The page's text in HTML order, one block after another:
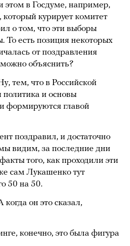
этом в Госдуме, например,
который курирует комитет
о том, что эти выборы
То есть позиция некоторых
от поздравления
объяснить?
тем, что в Российской
и основы
формируются главой
поздравил, и достаточно
видим, за последние дни
того, как проходили эти
сам Лукашенко тут
50 на 50.
когда он это сказал,
конечно, это была фигура